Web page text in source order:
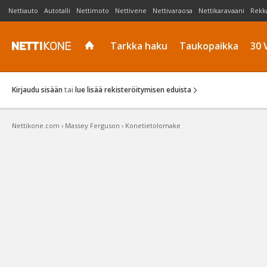
Nettiauto Autotalli Nettimoto Nettivene Nettivaraosa Nettikaravaani
Tarkka haku Taukopaikka 30
Kirjaudu sisään tai lue lisää rekisteröitymisen eduista
Nettikone.com › Massey Ferguson › Konetietolomake